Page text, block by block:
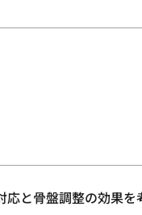
と骨盤調整の効果を